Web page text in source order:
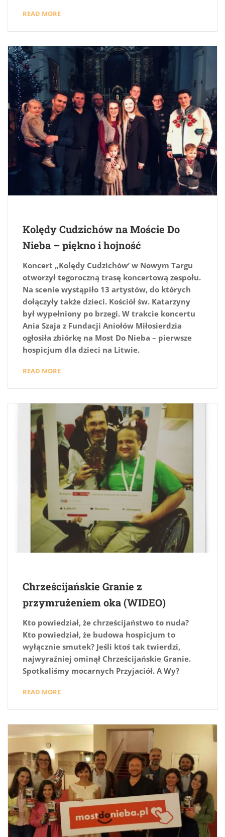
READ MORE
Kolędy Cudzichów na Moście Do
Nieba – piękno i hojność
Koncert „Kolędy Cudzichów’ w Nowym Targu
otworzył tegoroczną trasę koncertową zespołu.
Na scenie wystąpiło 13 artystów, do których
dołączyły także dzieci. Kościół św. Katarzyny
był wypełniony po brzegi. W trakcie koncertu
Ania Szaja z Fundacji Aniołów Miłosierdzia
ogłosiła zbiórkę na Most Do Nieba – pierwsze
hospicjum dla dzieci na Litwie.
READ MORE
Chrześcijańskie Granie z
przymrużeniem oka (WIDEO)
Kto powiedział, że chrześcijaństwo to nuda?
Kto powiedział, że budowa hospicjum to
wyłącznie smutek? Jeśli ktoś tak twierdzi,
najwyraźniej ominął Chrześcijańskie Granie.
Spotkaliśmy mocarnych Przyjaciół. A Wy?
READ MORE